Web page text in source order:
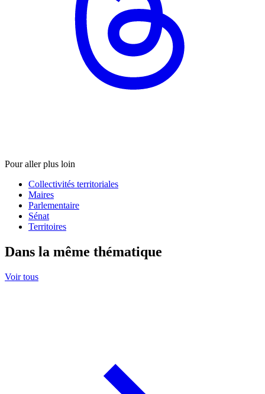
Pour aller plus loin
Collectivités territoriales
Maires
Parlementaire
Sénat
Territoires
Dans la même thématique
Voir tous